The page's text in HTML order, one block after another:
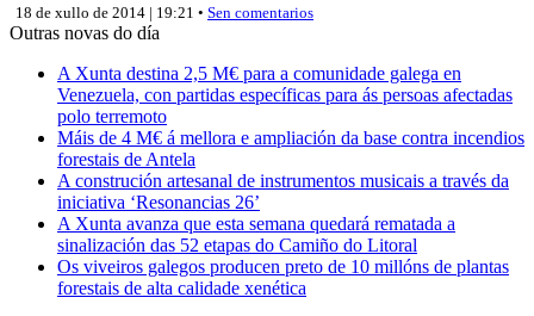
18 de xullo de 2014 | 19:21 • Sen comentarios
Outras novas do día
A Xunta destina 2,5 M€ para a comunidade galega en
Venezuela, con partidas específicas para ás persoas afectadas
polo terremoto
Máis de 4 M€ á mellora e ampliación da base contra incendios
forestais de Antela
A construción artesanal de instrumentos musicais a través da
iniciativa ‘Resonancias 26’
A Xunta avanza que esta semana quedará rematada a
sinalización das 52 etapas do Camiño do Litoral
Os viveiros galegos producen preto de 10 millóns de plantas
forestais de alta calidade xenética